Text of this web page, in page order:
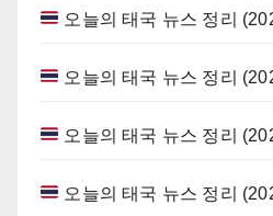
오늘의 태국 뉴스 정리
오늘의 태국 뉴스 정리
오늘의 태국 뉴스 정리
오늘의 태국 뉴스 정리